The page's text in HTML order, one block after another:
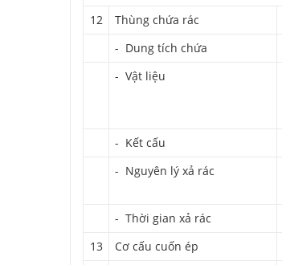
12
Thùng chứa rác
- Dung tích chứa
- Vật liệu
- Kết cấu
- Nguyên lý xả rác
- Thời gian xả rác
13
Cơ cấu cuốn ép